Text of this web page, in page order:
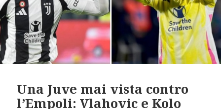
Una Juve mai vista contro
l’Empoli: Vlahovic e Kolo